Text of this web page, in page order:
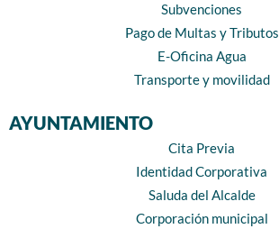
Subvenciones
Pago de Multas y Tributos
E-Oficina Agua
Transporte y movilidad
AYUNTAMIENTO
Cita Previa
Identidad Corporativa
Saluda del Alcalde
Corporación municipal